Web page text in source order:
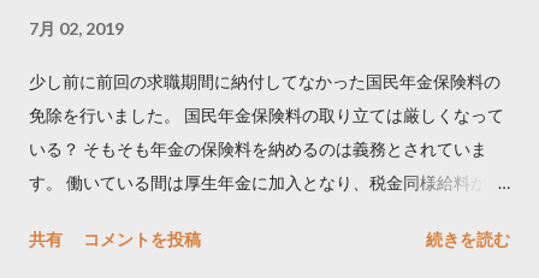
7月 02, 2019
少し前に前回の求職期間に納付してなかった国民年金保険料の
免除を行いました。 国民年金保険料の取り立ては厳しくなって
いる？ そもそも年金の保険料を納めるのは義務とされていま
す。 働いている間は厚生年金に加入となり、税金同様給料から
年金に強制加入となります。 先にも書いた通り、保険料の納付
共有 コメントを投稿 続きを読む